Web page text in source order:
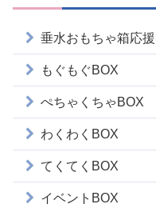
垂水おもちゃ箱応
もぐもぐBOX
ぺちゃくちゃBOX
わくわくBOX
てくてくBOX
イベントBOX